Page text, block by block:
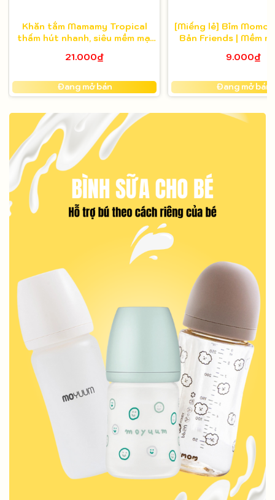
Mã giảm giá:
Ngày hết hạn:
Điều kiện:
Khăn tắm Mamamy Tropical
thấm hút nhanh, siêu mềm mại
21.000₫
Đang mở bán
[Miếng lẻ] Bỉm Momo
Bản Friends | Mềm
9.000₫
Đang mở bán